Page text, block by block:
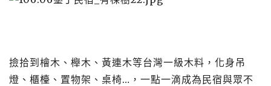
撿拾到檜木、櫸木、黃連木等台灣一級木料，化身吊
燈、櫃檯、置物架、桌椅…，一點一滴成為民宿與眾不